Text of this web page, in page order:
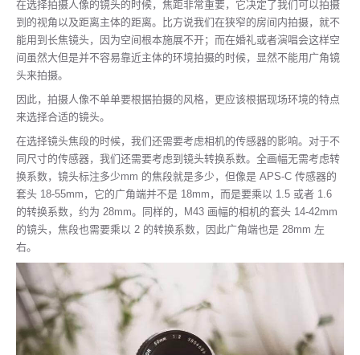
在选择拍摄人像的镜头的时候，焦距非常重要，它决定了我们可以拍摄
到的视角以及距离主体的距离。比方说我们在狭窄的房间内拍摄，就不
能用到长焦镜头，因为空间根本施展不开；而在婚礼或者演唱会这样空
间虽然大但是并不容易靠近主体的环境拍摄的时候，显然不能用广角镜
头来拍摄。
因此，拍摄人像不单单要根据拍摄的风格，更应该根据现场环境的特点
来选择合适的镜头。
在选择镜头焦段的时候，我们还需要考虑相机的传感器的影响。对于不
同尺寸的传感器，我们还需要考虑到镜头转换系数。全画幅无需考虑转
换系数，镜头标注多少mm 的焦段就是多少，但像是 APS-C 传感器的
套头 18-55mm，它的广角端并不是 18mm，而是要乘以 1.5 或者 1.6
的转换系数，约为 28mm。同样的，M43 画幅的相机的套头 14-42mm
的镜头，焦段也需要乘以 2 的转换系数，因此广角端也是 28mm 左
右。